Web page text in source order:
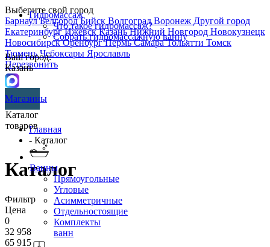
Выберите свой город
БарнаулБелгородБийск ВолгоградВоронеж Другой город
ЕкатеринбургИжевскКазаньНижний Новгород Новокузнецк
НовосибирскОренбургПермьСамараТольятти Томск
ТюменьЧебоксары Ярославль
Перезвонить
Гидромассаж
Что такое гидромассаж?
Собрать гидромассажную ванну
Ваш город:
Казань
Магазины
Каталог
товаров
Ванны
Прямоугольные
Угловые
Асимметричные
Отдельностоящие
Комплекты
ванн
Главная
- Каталог
Каталог
Фильтр
Цена
0
32 958
65 915